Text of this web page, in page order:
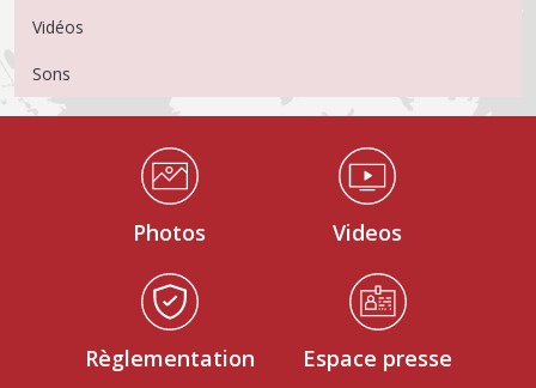
Vidéos
Sons
Médiathèque Footer
Photos Videos
Règlementation Espace presse